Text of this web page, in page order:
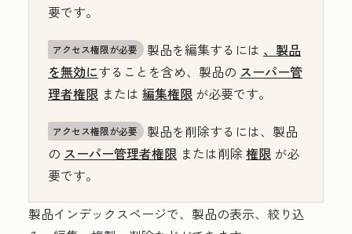
要です。
アクセス権限が必要 製品を編集するには 、製品
を無効にすることを含め、製品の スーパー管
理者権限 または 編集権限 が必要です。
アクセス権限が必要
製品を削除するには、製品
の スーパー管理者権限 または削除権限 が必
要です。
製品インデックスページで、製品の表示、絞り込